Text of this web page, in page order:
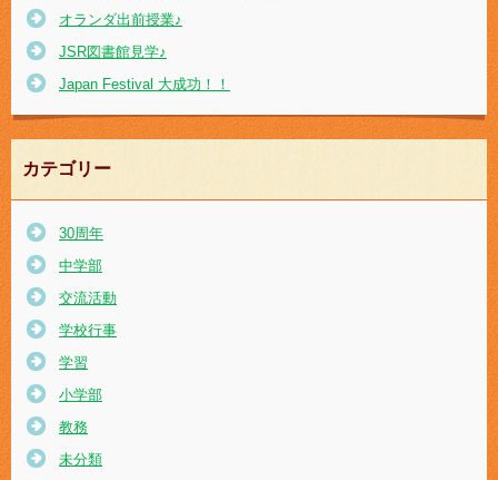
オランダ出前授業♪
JSR図書館見学♪
Japan Festival 大成功！！
カテゴリー
30周年
中学部
交流活動
学校行事
学習
小学部
教務
未分類